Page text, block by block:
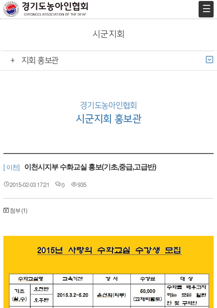
시군지회
지회 홍보관
경기도농아인협회
시군지회 홍보관
[ 이천] 이천시지부 수화교실 홍보(기초,중급,고급반)
2015-02-03 17:21 0 935
첨부 (1)